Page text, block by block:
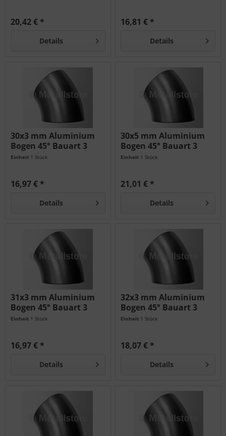
20,42 € *
Details
16,81 € *
Details
30x3 mm Aluminium
Bogen 45° Bauart 3
AlMg3
Einheit 1 Stück
16,97 € *
Details
30x5 mm Aluminium
Bogen 45° Bauart 3
AlMg3
Einheit 1 Stück
21,01 € *
Details
31x3 mm Aluminium
Bogen 45° Bauart 3
AlMg3
Einheit 1 Stück
16,97 € *
Details
32x3 mm Aluminium
Bogen 45° Bauart 3
AlMg3
Einheit 1 Stück
18,07 € *
Details